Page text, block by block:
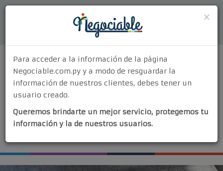
Quiénes Somos
¿Por Qué Elegirnos?
Nuestros Servicios
×
Para acceder a la información de la página
Negociable.com.py y a modo de resguardar la
información de nuestros clientes, debes tener un
usuario creado.
Queremos brindarte un mejor servicio, protegemos tu
información y la de nuestros usuarios.